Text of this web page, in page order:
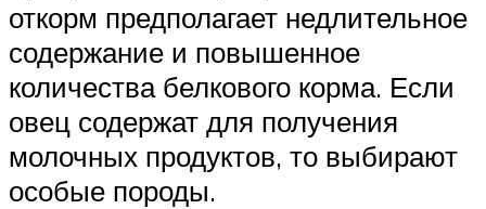
откорм предполагает недлительное
содержание и повышенное
количества белкового корма. Если
овец содержат для получения
молочных продуктов, то выбирают
особые породы.